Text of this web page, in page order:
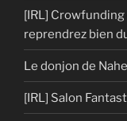
[IRL] Crowfunding
reprendrez bien
Le donjon de
[IRL] Salon